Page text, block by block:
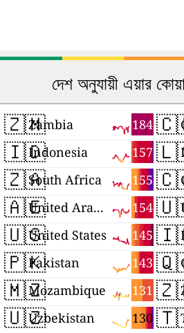
দেশ অনুযায়ী এয়ার
🇿🇲 184
Zambia
🇮🇩 157
Indonesia
🇿🇦 155
South Africa
🇦🇪 154
United Arab Emirates
🇺🇸 145
United States
🇵🇰 143
Pakistan
🇲🇿 131
Mozambique
🇺🇿 130
Uzbekistan